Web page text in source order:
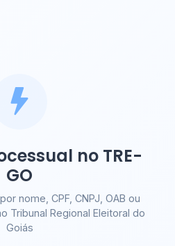
no TRE-
GO
nome, CPF, CNPJ, OAB ou
Tribunal Regional Eleitoral do
Goiás